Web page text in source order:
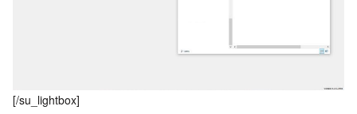
[/su_lightbox]